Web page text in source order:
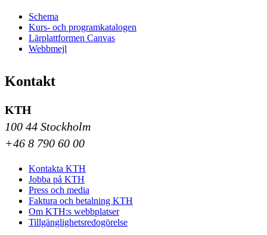
Schema
Kurs- och programkatalogen
Lärplattformen Canvas
Webbmejl
Kontakt
KTH
100 44 Stockholm
+46 8 790 60 00
Kontakta KTH
Jobba på KTH
Press och media
Faktura och betalning KTH
Om KTH:s webbplatser
Tillgänglighetsredogörelse